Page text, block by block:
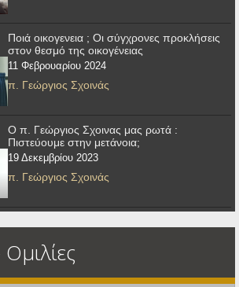
Ποιά οικογενεια ; Οι σύγχρονες προκλήσεις
στον θεσμό της οικογένειας
11 Φεβρουαρίου 2024
π. Γεώργιος Σχοινάς
Ο π. Γεώργιος Σχοινας μας ρωτά :
Πιστεύουμε στην μετάνοια;
19 Δεκεμβρίου 2023
π. Γεώργιος Σχοινάς